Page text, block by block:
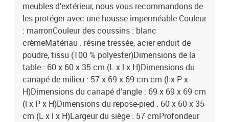
meubles d'extérieur, nous vous recommandons de
les protéger avec une housse imperméable.Couleur
: marronCouleur des coussins : blanc
crèmeMatériau : résine tressée, acier enduit de
poudre, tissu (100 % polyester)Dimensions de la
table : 60 x 60 x 35 cm (L x l x H)Dimensions du
canapé de milieu : 57 x 69 x 69 cm cm (l x P x
H)Dimensions du canapé d'angle : 69 x 69 x 69 cm
(l x P x H)Dimensions du repose-pied : 60 x 60 x 35
cm (L x l x H)Largeur du siège : 57 cmProfondeur